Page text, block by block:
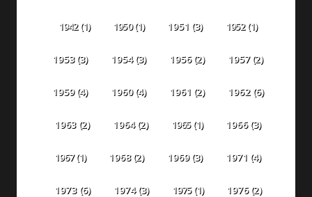
1942(1) 1950(1) 1951 (3) 1952(1)
1953(3) 1954(3) 1956(2) 1957(2)
1959(4) 1960(4) 1961 (2) 1962(6)
1963 (2) 1964(2) 1965(1) 1966(3)
1967(1) 1968(2) 1969(3) 1971 (4)
1973(6) 1974(3) 1975(1) 1976(2)